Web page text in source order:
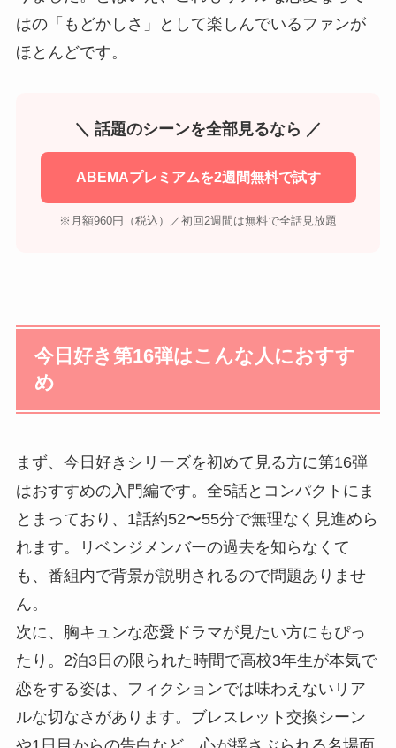
はの「もどかしさ」として楽しんでいるファンが
ほとんどです。
＼ 話題のシーンを全部見るなら ／
ABEMAプレミアムを2週間無料で試す
※月額960円（税込）／初回2週間は無料で全話見放題
今日好き第16弾はこんな人におすす
め
まず、今日好きシリーズを初めて見る方に第16弾
はおすすめの入門編です。全5話とコンパクトにま
とまっており、1話約52〜55分で無理なく見進めら
れます。リベンジメンバーの過去を知らなくて
も、番組内で背景が説明されるので問題ありませ
ん。
次に、胸キュンな恋愛ドラマが見たい方にもぴっ
たり。2泊3日の限られた時間で高校3年生が本気で
恋をする姿は、フィクションでは味わえないリア
ルな切なさがあります。ブレスレット交換シーン